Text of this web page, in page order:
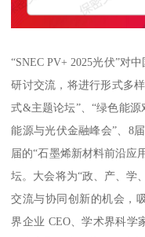
“SNEC PV+ 2025光伏”对
研讨交流，将进行形式多
式&主题论坛”、“绿色能
能源与光伏金融峰会”、8
届的“石墨烯新材料前沿应
坛。大会将为“政、产、学
交流与协同创新的机会，
界企业 CEO、学术界科学